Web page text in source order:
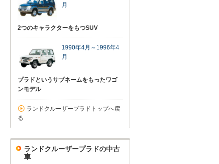
月
2つのキャラクターをもつSUV
1990年4月～1996年4
月
プラドというサブネームをもったワゴ
ンモデル
ランドクルーザープラドトップへ戻
る
ランドクルーザープラドの中古
車